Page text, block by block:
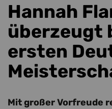
Hannah
überzeugt
ersten
Mit großer Vorfreude